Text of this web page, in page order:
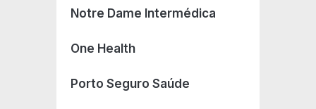
Notre Dame Intermédica
One Health
Porto Seguro Saúde